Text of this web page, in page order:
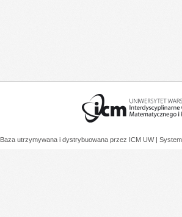
Baza utrzymywana i dystrybuowana przez ICM UW |